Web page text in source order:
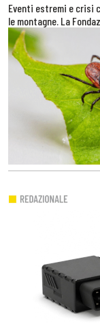
Eventi estremi e crisi
le montagne. La